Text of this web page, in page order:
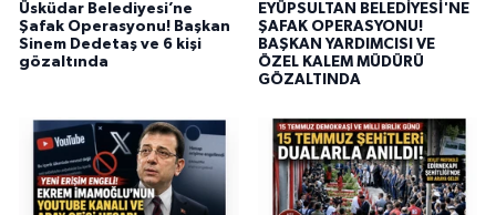
Üsküdar Belediyesi’ne
Şafak Operasyonu! Başkan
Sinem Dedetaş ve 6 kişi
gözaltında
EYÜPSULTAN BELEDİYESİ'NE
ŞAFAK OPERASYONU!
BAŞKAN YARDIMCISI VE
ÖZEL KALEM MÜDÜRÜ
GÖZALTINDA